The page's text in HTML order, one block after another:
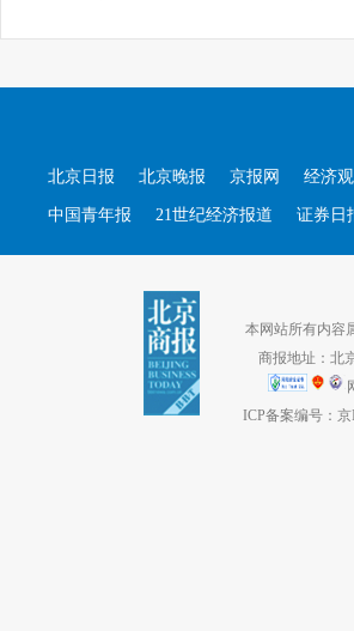
北京日报 北京晚报 京报网 经济
中国青年报 21世纪经济报道 证券日
本网站所有内容
商报地址：北
ICP备案编号：京